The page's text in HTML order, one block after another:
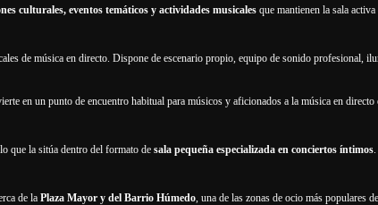
culturales, eventos temáticos y actividades musicales que mantienen la sala
de música en directo. Dispone de escenario propio, equipo de sonido profesional,
en un punto de encuentro habitual para músicos y aficionados a la música en directo
que la sitúa dentro del formato desala pequeña especializada en conciertos íntimos.
de laPlaza Mayor y del Barrio Húmedo, una de las zonas de ocio más populares